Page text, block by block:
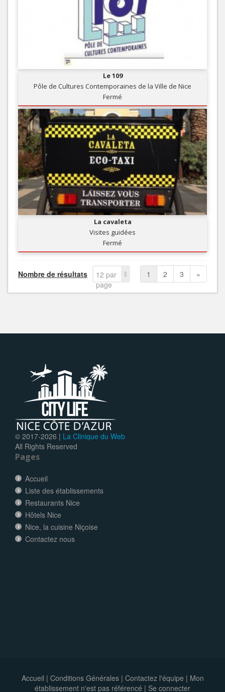
Le 109
Pôle de Cultures Contemporaines de la Ville de Nice
Fermé
La cavaleta
Visites guidées
Fermé
Nombre de résultats
12 par
page
1 2 3 »
© 2017-2026 | La Clinique du Web
All Rights Reserved
Pages
Accueil
Liste des établissements
Restaurants Nice
Hôtels Nice
Nice, la cuisine Niçoise
Contactez nous
Accueil | Conditions Générales| Contactez l'équipe | Mon
établissement n'est pas référencé | Se connecter